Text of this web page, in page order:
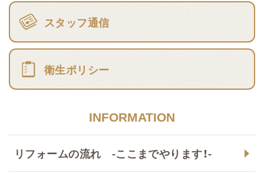
スタッフ通信
衛生ポリシー
INFORMATION
リフォームの流れ -ここまでやります！-